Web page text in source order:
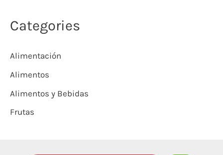
Categories
Alimentación
Alimentos
Alimentos y Bebidas
Frutas